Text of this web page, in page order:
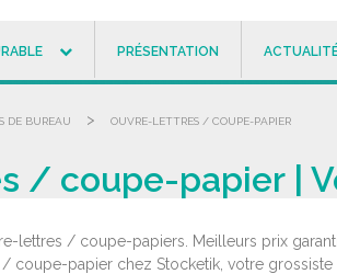
PRÉSENTATION
DE BUREAU > OUVRE-LETTRES / COUPE-PAPIER
/ coupe-papier |
lettres / coupe-papiers. Meilleurs prix
coupe-papier chez Stocketik, votre grossiste